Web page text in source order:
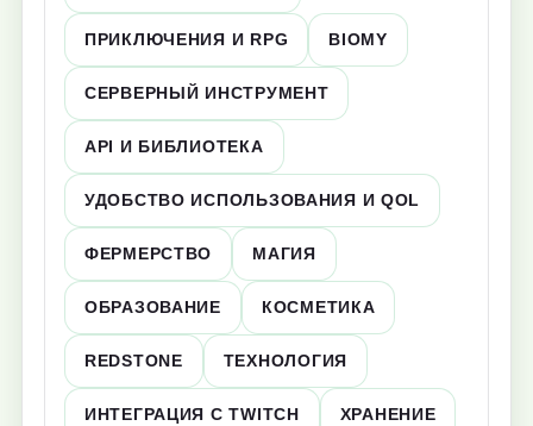
ПРИКЛЮЧЕНИЯ И RPG BIOMY
СЕРВЕРНЫЙ ИНСТРУМЕНТ
API И БИБЛИОТЕКА
УДОБСТВО ИСПОЛЬЗОВАНИЯ И QOL
ФЕРМЕРСТВО МАГИЯ
ОБРАЗОВАНИЕ КОСМЕТИКА
REDSTONE ТЕХНОЛОГИЯ
ИНТЕГРАЦИЯ С TWITCH ХРАНЕНИЕ